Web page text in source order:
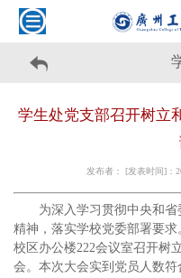
学生处党支部召开树立
发布者： [发表时间]：
为深入学习贯彻中央和
精神，落实学校党委部署要
校区办公楼222会议室召开树
会。本次大会实到党员人数